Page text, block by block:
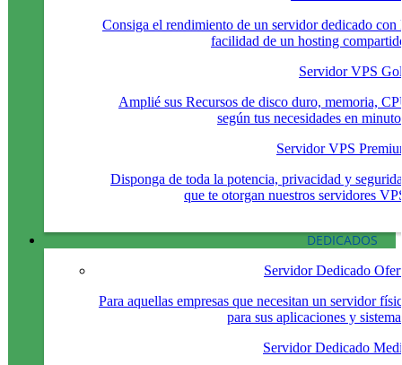
Consiga el rendimiento de un servidor dedicado con
facilidad de un hosting
Servidor VPS
Amplié sus Recursos de disco duro, memoria,
según tus necesidades en
Servidor VPS
Disponga de toda la potencia, privacidad y
que te otorgan nuestros servidores
DEDICADOS
Servidor Dedicado
Para aquellas empresas que necesitan un servidor
para sus aplicaciones y
Servidor Dedicado